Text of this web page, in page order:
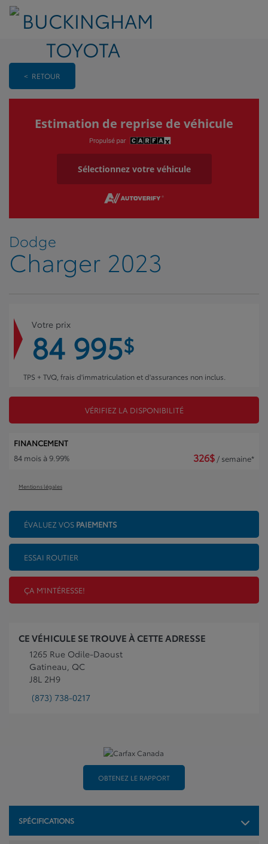
< RETOUR
Estimation de reprise de véhicule
Sélectionnez votre véhicule
Dodge
Charger 2023
OBTENEZ LE RAPPORT
SPÉCIFICATIONS
Votre prix
84 995$
TPS + TVQ, frais d'immatriculation et d'assurances non inclus.
VÉRIFIEZ LA DISPONIBILITÉ
FINANCEMENT
84 mois à 9.99%
326$ / semaine*
Mentions légales
ÉVALUEZ VOS PAIEMENTS
ESSAI ROUTIER
ÇA M'INTÉRESSE!
CE VÉHICULE SE TROUVE À CETTE ADRESSE
1265 Rue Odile-Daoust
Gatineau, QC
J8L 2H9
(873) 738-0217